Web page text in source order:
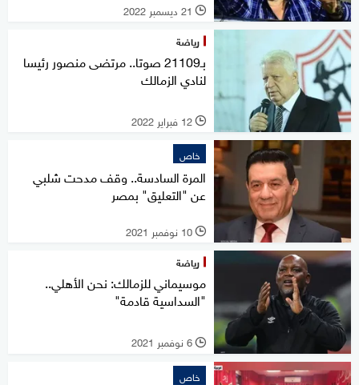
l 21 ديسمبر 2022
رياضة
بـ21109 صوتا.. مرتضى منصور رئيسا
لنادي الزمالك
l 12 فبراير 2022
خاص
المرة السادسة.. وقف مدحت شلبي
عن "التعليق" بمصر
l 10 نوفمبر 2021
رياضة
موسيماني للزمالك: نحن الأهلي..
"السداسية قادمة"
l 6 نوفمبر 2021
خاص